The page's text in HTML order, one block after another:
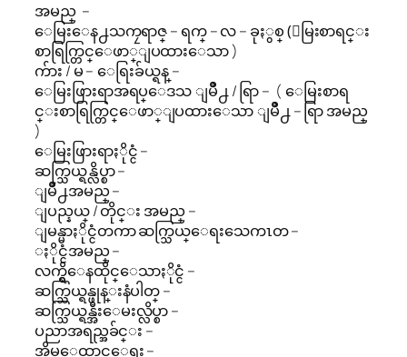
အမည္ –
ေမြးေန႕သကၠရာဇ္ – ရက္ – လ – ခုႏွစ္ (ေမြးစာရင္း
စာရြက္တြင္ေဖာ္ျပထားေသာ )
က်ား / မ – ေရြးခ်ယ္ရန္ –
ေမြးဖြားရာအရပ္ေဒသ ျမိဳ႕ / ရြာ – ( ေမြးစာရ
င္းစာရြက္တြင္ေဖာ္ျပထားေသာ ျမိဳ႕ – ရြာ အမည္
)
ေမြးဖြားရာႏိုင္ငံ –
ဆက္သြယ္ရန္လိပ္စာ –
ျမိဳ႕အမည္ –
ျပည္နယ္ / တိုင္း အမည္ –
ျမန္မာႏိုင္ငံတကာ ဆက္သြယ္ေရးသေကၤတ –
ႏိုင္ငံအမည္ –
လက္ရွိေနထိုင္ေသာႏိုင္ငံ –
ဆက္သြယ္ရန္ဖုန္းနံပါတ္ –
ဆက္သြယ္ရန္အီးေမးလ္လိပ္စာ –
ပညာအရည္အခ်င္း –
အိမ္ေထာင္ေရး –